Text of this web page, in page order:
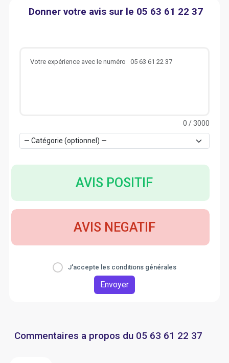
Donner votre avis sur le 05 63 61 22 37
0 / 3000
AVIS POSITIF
AVIS NEGATIF
J'accepte les conditions générales
Envoyer
Commentaires a propos du 05 63 61 22 37